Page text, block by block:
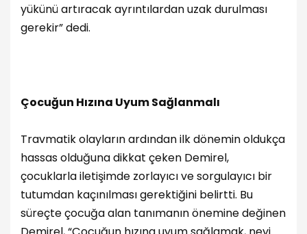
yükünü artıracak ayrıntılardan uzak durulması
gerekir” dedi.
Çocuğun Hızına Uyum Sağlanmalı
Travmatik olayların ardından ilk dönemin oldukça
hassas olduğuna dikkat çeken Demirel,
çocuklarla iletişimde zorlayıcı ve sorgulayıcı bir
tutumdan kaçınılması gerektiğini belirtti. Bu
süreçte çocuğa alan tanımanın önemine değinen